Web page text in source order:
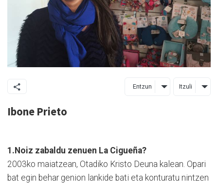
Entzun Itzuli
Ibone Prieto
1.Noiz zabaldu zenuen La Cigueña?
2003ko maiatzean, Otadiko Kristo Deuna kalean. Opari
bat egin behar genion lankide bati eta konturatu nintzen